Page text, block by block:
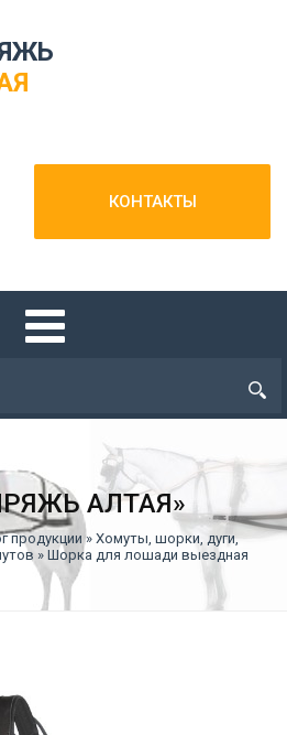
КОНТАКТЫ
АЛТАЯ»
продукции » Хомуты, шорки, дуги,
» Шорка для лошади выездная